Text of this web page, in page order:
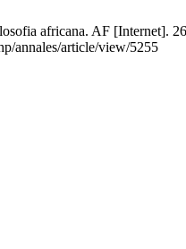
africana. AF [Internet].
annales/article/view/5255